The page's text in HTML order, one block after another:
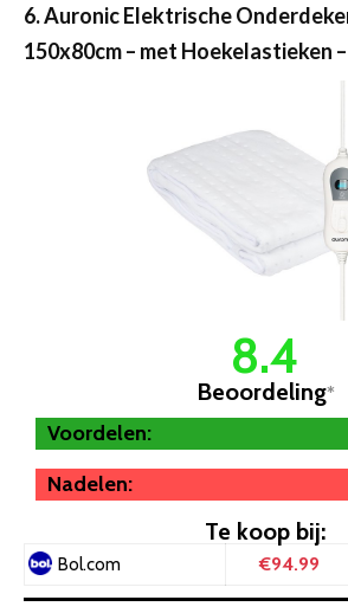
6. Auronic Elektrische
150x80cm – met Hoekelastieken
8.4
Beoordeling*
Voordelen:
Nadelen:
Te koop bij:
Bol.com €94.99